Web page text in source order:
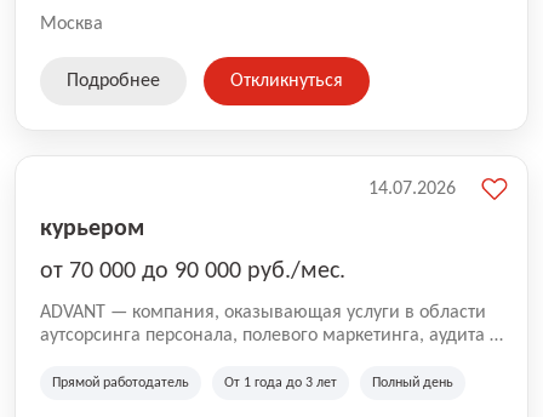
Москва
Подробнее Откликнуться
курьером
от 70 000 до 90 000 руб./мес.
ADVANT — компания, оказывающая услуги в области
аутсорсинга персонала, полевого маркетинга, аудита и
региональных клиентов. Мы работаем на рынке с
Прямой работодатель От 1 года до 3 лет Полный день
14.07.2026